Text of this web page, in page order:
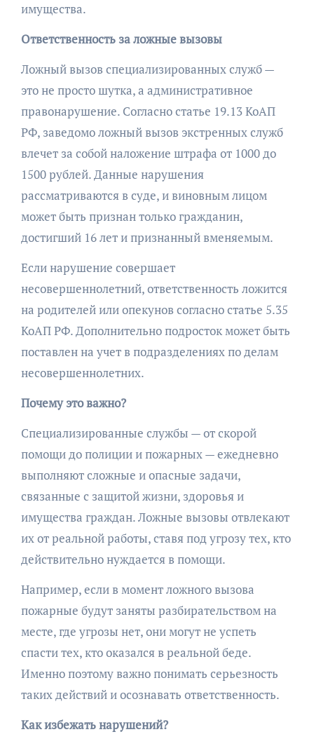
имущества.
Ответственность за ложные вызовы
Ложный вызов специализированных служб —
это не просто шутка, а административное
правонарушение. Согласно статье 19.13 КоАП
РФ, заведомо ложный вызов экстренных служб
влечет за собой наложение штрафа от 1000 до
1500 рублей. Данные нарушения
рассматриваются в суде, и виновным лицом
может быть признан только гражданин,
достигший 16 лет и признанный вменяемым.
Если нарушение совершает
несовершеннолетний, ответственность ложится
на родителей или опекунов согласно статье 5.35
КоАП РФ. Дополнительно подросток может быть
поставлен на учет в подразделениях по делам
несовершеннолетних.
Почему это важно?
Специализированные службы — от скорой
помощи до полиции и пожарных — ежедневно
выполняют сложные и опасные задачи,
связанные с защитой жизни, здоровья и
имущества граждан. Ложные вызовы отвлекают
их от реальной работы, ставя под угрозу тех, кто
действительно нуждается в помощи.
Например, если в момент ложного вызова
пожарные будут заняты разбирательством на
месте, где угрозы нет, они могут не успеть
спасти тех, кто оказался в реальной беде.
Именно поэтому важно понимать серьезность
таких действий и осознавать ответственность.
Как избежать нарушений?